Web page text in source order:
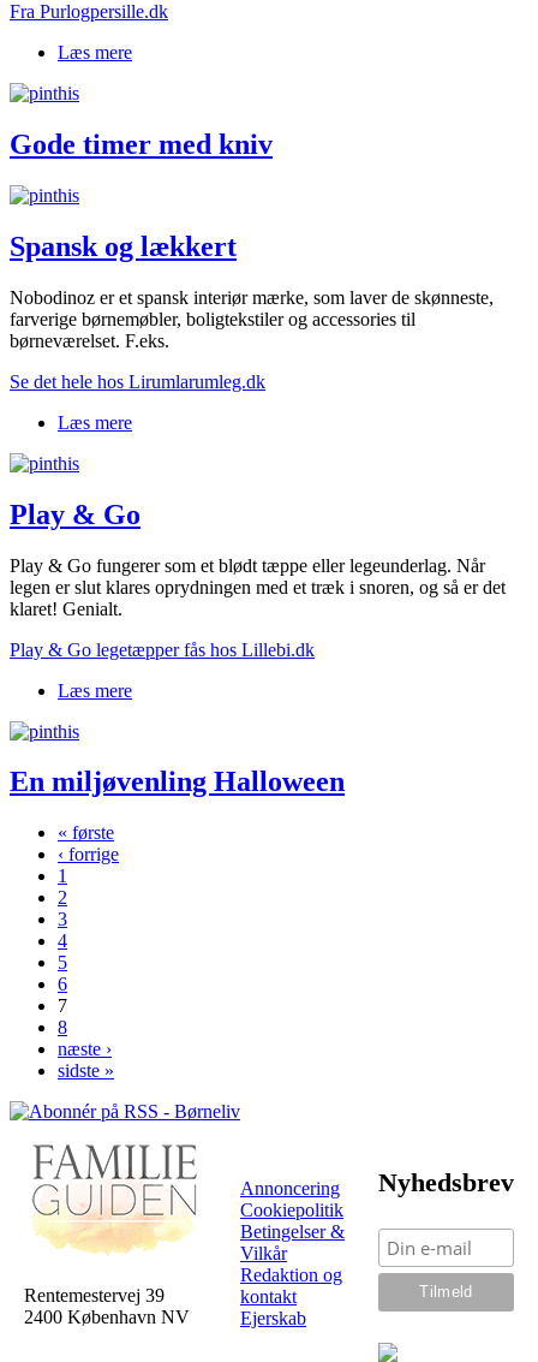
Fra Purlogpersille.dk
Læs mere
Gode timer med kniv
Spansk og lækkert
Nobodinoz er et spansk interiør mærke, som laver de skønneste,
farverige børnemøbler, boligtekstiler og accessories til
børneværelset. F.eks.
Se det hele hos Lirumlarumleg.dk
Læs mere
Play & Go
Play & Go fungerer som et blødt tæppe eller legeunderlag. Når
legen er slut klares oprydningen med et træk i snoren, og så er det
klaret! Genialt.
Play & Go legetæpper fås hos Lillebi.dk
Læs mere
En miljøvenling Halloween
Sider
« første
‹ forrige
1
2
3
4
5
6
7
8
næste ›
sidste »
Rentemestervej 39
2400 København NV
Annoncering
Cookiepolitik
Betingelser &
Vilkår
Redaktion og
kontakt
Ejerskab
Nyhedsbrev